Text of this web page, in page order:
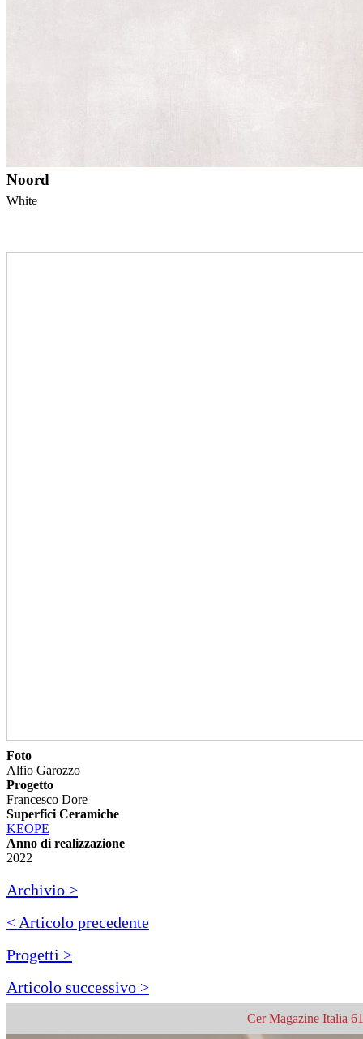
Noord
White
Foto
Alfio Garozzo
Progetto
Francesco Dore
Superfici Ceramiche
KEOPE
Anno di realizzazione
2022
Archivio >
< Articolo precedente
Progetti >
Articolo successivo >
Cer Magazine Italia